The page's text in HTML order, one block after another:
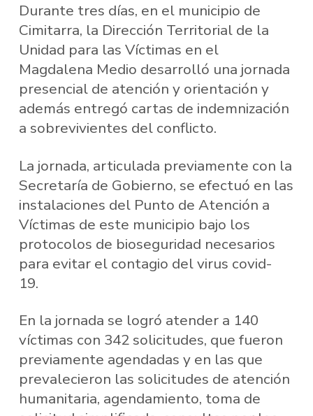
Durante tres días, en el municipio de
Cimitarra, la Dirección Territorial de la
Unidad para las Víctimas en el
Magdalena Medio desarrolló una jornada
presencial de atención y orientación y
además entregó cartas de indemnización
a sobrevivientes del conflicto.
La jornada, articulada previamente con la
Secretaría de Gobierno, se efectuó en las
instalaciones del Punto de Atención a
Víctimas de este municipio bajo los
protocolos de bioseguridad necesarios
para evitar el contagio del virus covid-
19.
En la jornada se logró atender a 140
víctimas con 342 solicitudes, que fueron
previamente agendadas y en las que
prevalecieron las solicitudes de atención
humanitaria, agendamiento, toma de